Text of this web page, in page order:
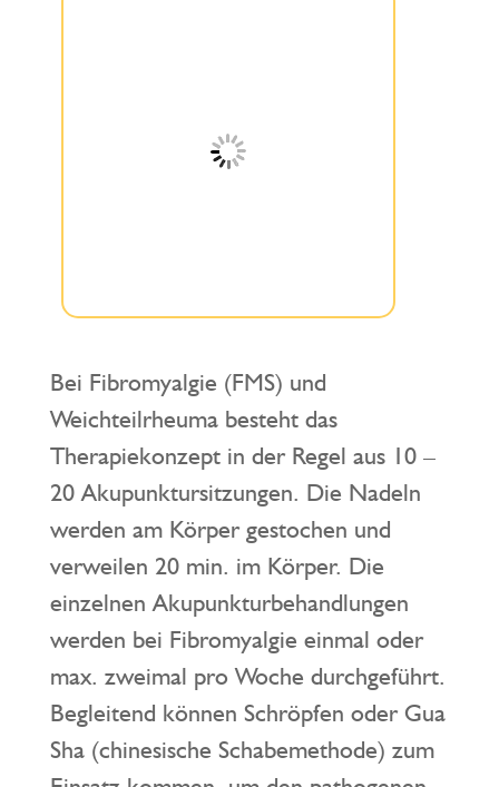
Bei Fibromyalgie (FMS) und
Weichteilrheuma besteht das
Therapiekonzept in der Regel aus 10 –
20 Akupunktursitzungen. Die Nadeln
werden am Körper gestochen und
verweilen 20 min. im Körper. Die
einzelnen Akupunkturbehandlungen
werden bei Fibromyalgie einmal oder
max. zweimal pro Woche durchgeführt.
Begleitend können Schröpfen oder Gua
Sha (chinesische Schabemethode) zum